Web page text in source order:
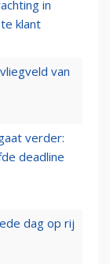
in
klant
van
verder:
deadline
dag op rij